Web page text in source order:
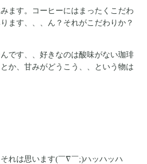
ます。コーヒーにはまったくこだわ
ます、、、ん？それがこだわりか？
です、、好きなのは酸味がない珈琲
か、甘みがどうこう、、という物は
れは思います(￣∇￣;)ハッハッハ